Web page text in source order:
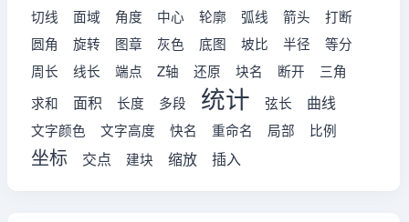
切线
面域 角度 中心 轮廓 弧线 箭头
打断
圆角
旋转 图章 灰色 底图 坡比 半径
等分
周长
线长 端点 Z轴 还原 块名 断开
三角
求和
面积 长度 多段 统计 弦长 曲线
文字颜色 文字高度 快名 重命名 局部 比例
坐标 交点 建块 缩放 插入